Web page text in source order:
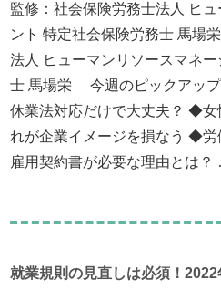
監修：社会保険労務士法人 ヒ
ント 特定社会保険労務士 馬
法人 ヒューマンリソースマネ
士 馬場栄 今週のピックアッ
休業法対応だけで大丈夫？ ◆女
れが企業イメージを損なう ◆労
雇用契約書が必要な理由とは
就業規則の見直しは必須！